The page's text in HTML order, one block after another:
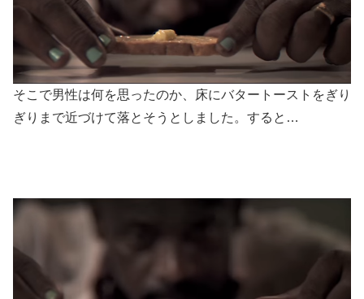
そこで男性は何を思ったのか、床にバタートーストをぎり
ぎりまで近づけて落とそうとしました。すると…